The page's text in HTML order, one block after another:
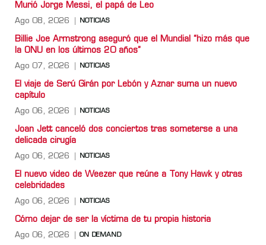
Murió Jorge Messi, el papá de Leo
Ago 08, 2026 NOTICIAS
Billie Joe Armstrong aseguró que el Mundial “hizo más que
la ONU en los últimos 20 años”
Ago 07, 2026 NOTICIAS
El viaje de Serú Girán por Lebón y Aznar suma un nuevo
capítulo
Ago 06, 2026 NOTICIAS
Joan Jett canceló dos conciertos tras someterse a una
delicada cirugía
Ago 06, 2026 NOTICIAS
El nuevo video de Weezer que reúne a Tony Hawk y otras
celebridades
Ago 06, 2026 NOTICIAS
Cómo dejar de ser la víctima de tu propia historia
Ago 06, 2026 ON DEMAND